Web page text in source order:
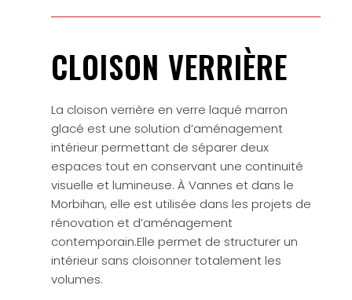
CLOISON VERRIÈRE
La cloison verrière en verre laqué marron
glacé est une solution d’aménagement
intérieur permettant de séparer deux
espaces tout en conservant une continuité
visuelle et lumineuse. À Vannes et dans le
Morbihan, elle est utilisée dans les projets de
rénovation et d’aménagement
contemporain.Elle permet de structurer un
intérieur sans cloisonner totalement les
volumes.